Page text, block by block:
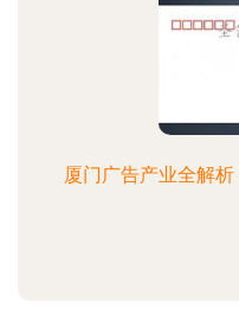
厦门广告产业全解